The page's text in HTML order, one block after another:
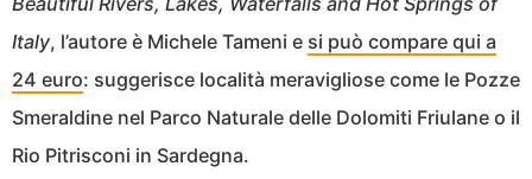
Italy, l’autore è Michele Tameni e si può compare qui a
24 euro: suggerisce località meravigliose come le Pozze
Smeraldine nel Parco Naturale delle Dolomiti Friulane o il
Rio Pitrisconi in Sardegna.